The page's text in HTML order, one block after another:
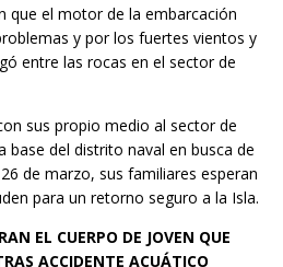
que el motor de la embarcación
y por los fuertes vientos y
entre las rocas en el sector de
sus propio medio al sector de
base del distrito naval en busca de
de marzo, sus familiares esperan
para un retorno seguro a la Isla.
EL CUERPO DE JOVEN QUE
ACCIDENTE ACUÁTICO